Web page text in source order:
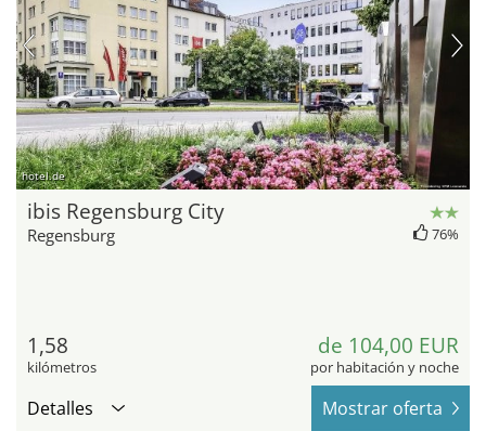
hotel.de
ibis Regensburg City
Regensburg 76%
1,58
kilómetros
de 104,00 EUR
por habitación y noche
Detalles Mostrar oferta